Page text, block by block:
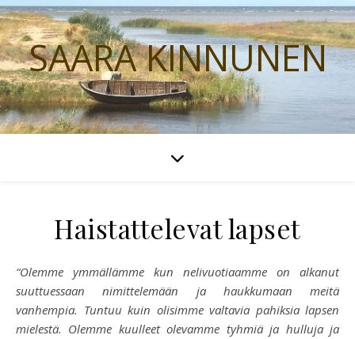
SAARA KINNUNEN
Haistattelevat lapset
“Olemme ymmällämme kun nelivuotiaamme on alkanut
suuttuessaan nimittelemään ja haukkumaan meitä
vanhempia. Tuntuu kuin olisimme valtavia pahiksia lapsen
mielestä. Olemme kuulleet olevamme tyhmiä ja hulluja ja